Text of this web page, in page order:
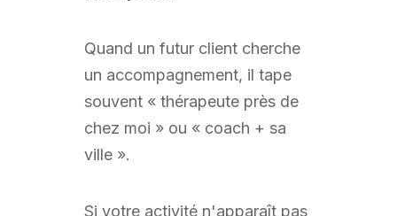
Quand un futur client cherche
un accompagnement, il tape
souvent « thérapeute près de
chez moi » ou « coach + sa
ville ».
Si votre activité n'apparaît pas